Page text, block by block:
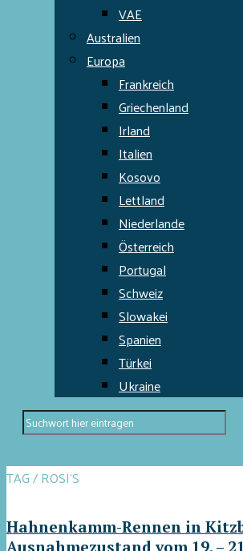
VAE
Australien
Europa
Frankreich
Griechenland
Irland
Italien
Kosovo
Lettland
Niederlande
Österreich
Portugal
Schweiz
Slowakei
Spanien
Türkei
Ukraine
TAG / ROSI’S
Hahnenkamm-Rennen in
Ausnahmezustand vom 19. –